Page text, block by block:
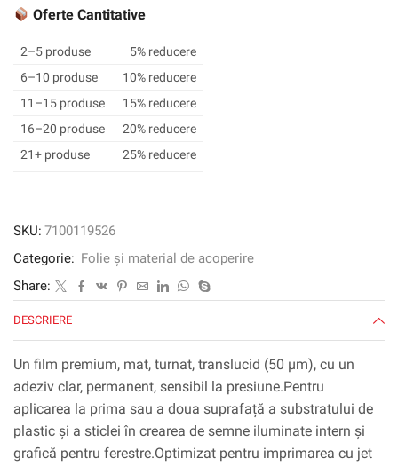
™
™
Film
grafic
translucid
3630-
mm
45,72
m
Oferte Cantitative
2–5 produse
5% reducere
6–10 produse
10% reducere
11–15 produse
15% reducere
16–20 produse
20% reducere
21+ produse
25% reducere
SKU: 7100119526
Categorie: Folie și material de acoperire
Share:
DESCRIERE
Un film premium, mat, turnat, translucid (50 µm), cu un
adeziv clar, permanent, sensibil la presiune.Pentru
aplicarea la prima sau a doua suprafață a substratului de
plastic și a sticlei în crearea de semne iluminate intern și
grafică pentru ferestre.Optimizat pentru imprimarea cu jet